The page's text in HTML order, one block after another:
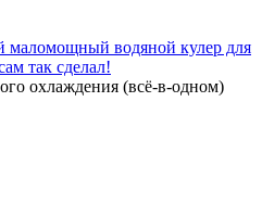
водяной кулер для
так сделал!
охлаждения (всё-в-одном)